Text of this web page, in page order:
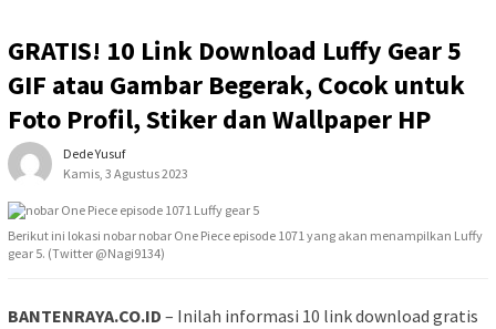
GRATIS! 10 Link Download Luffy Gear 5
GIF atau Gambar Begerak, Cocok untuk
Foto Profil, Stiker dan Wallpaper HP
Dede Yusuf
Kamis, 3 Agustus 2023
Berikut ini lokasi nobar nobar One Piece episode 1071 yang akan menampilkan Luffy
gear 5. (Twitter @Nagi9134)
BANTENRAYA.CO.ID – Inilah informasi 10 link download gratis